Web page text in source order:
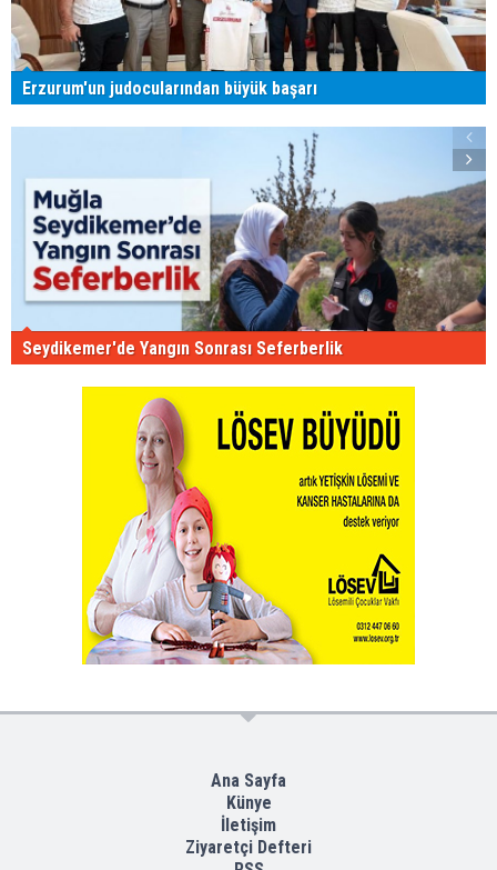
Erzurum'un judocularından büyük başarı
Seydikemer'de Yangın Sonrası Seferberlik
Ana Sayfa
Künye
İletişim
Ziyaretçi Defteri